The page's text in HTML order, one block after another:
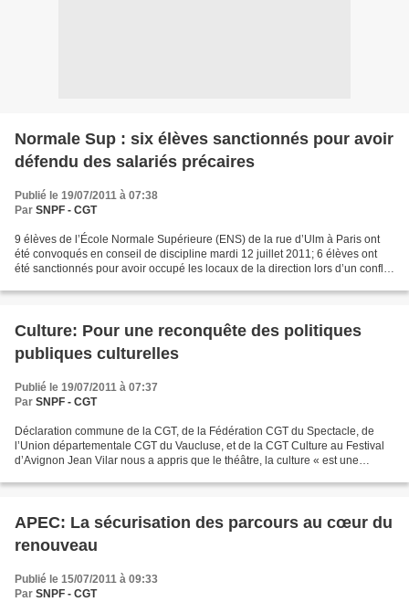
Normale Sup : six élèves sanctionnés pour avoir
défendu des salariés précaires
Publié le 19/07/2011 à 07:38
Par SNPF - CGT
9 élèves de l’École Normale Supérieure (ENS) de la rue d’Ulm à Paris ont
été convoqués en conseil de discipline mardi 12 juillet 2011; 6 élèves ont
été sanctionnés pour avoir occupé les locaux de la direction lors d’un conflit
Culture: Pour une reconquête des politiques
publiques culturelles
Publié le 19/07/2011 à 07:37
Par SNPF - CGT
Déclaration commune de la CGT, de la Fédération CGT du Spectacle, de
l’Union départementale CGT du Vaucluse, et de la CGT Culture au Festival
d’Avignon Jean Vilar nous a appris que le théâtre, la culture « est une
APEC: La sécurisation des parcours au cœur du
renouveau
Publié le 15/07/2011 à 09:33
Par SNPF - CGT